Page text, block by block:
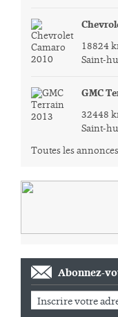
18824
Saint-
GMC
32448
Saint-
Toutes les annonces
Abonnez-